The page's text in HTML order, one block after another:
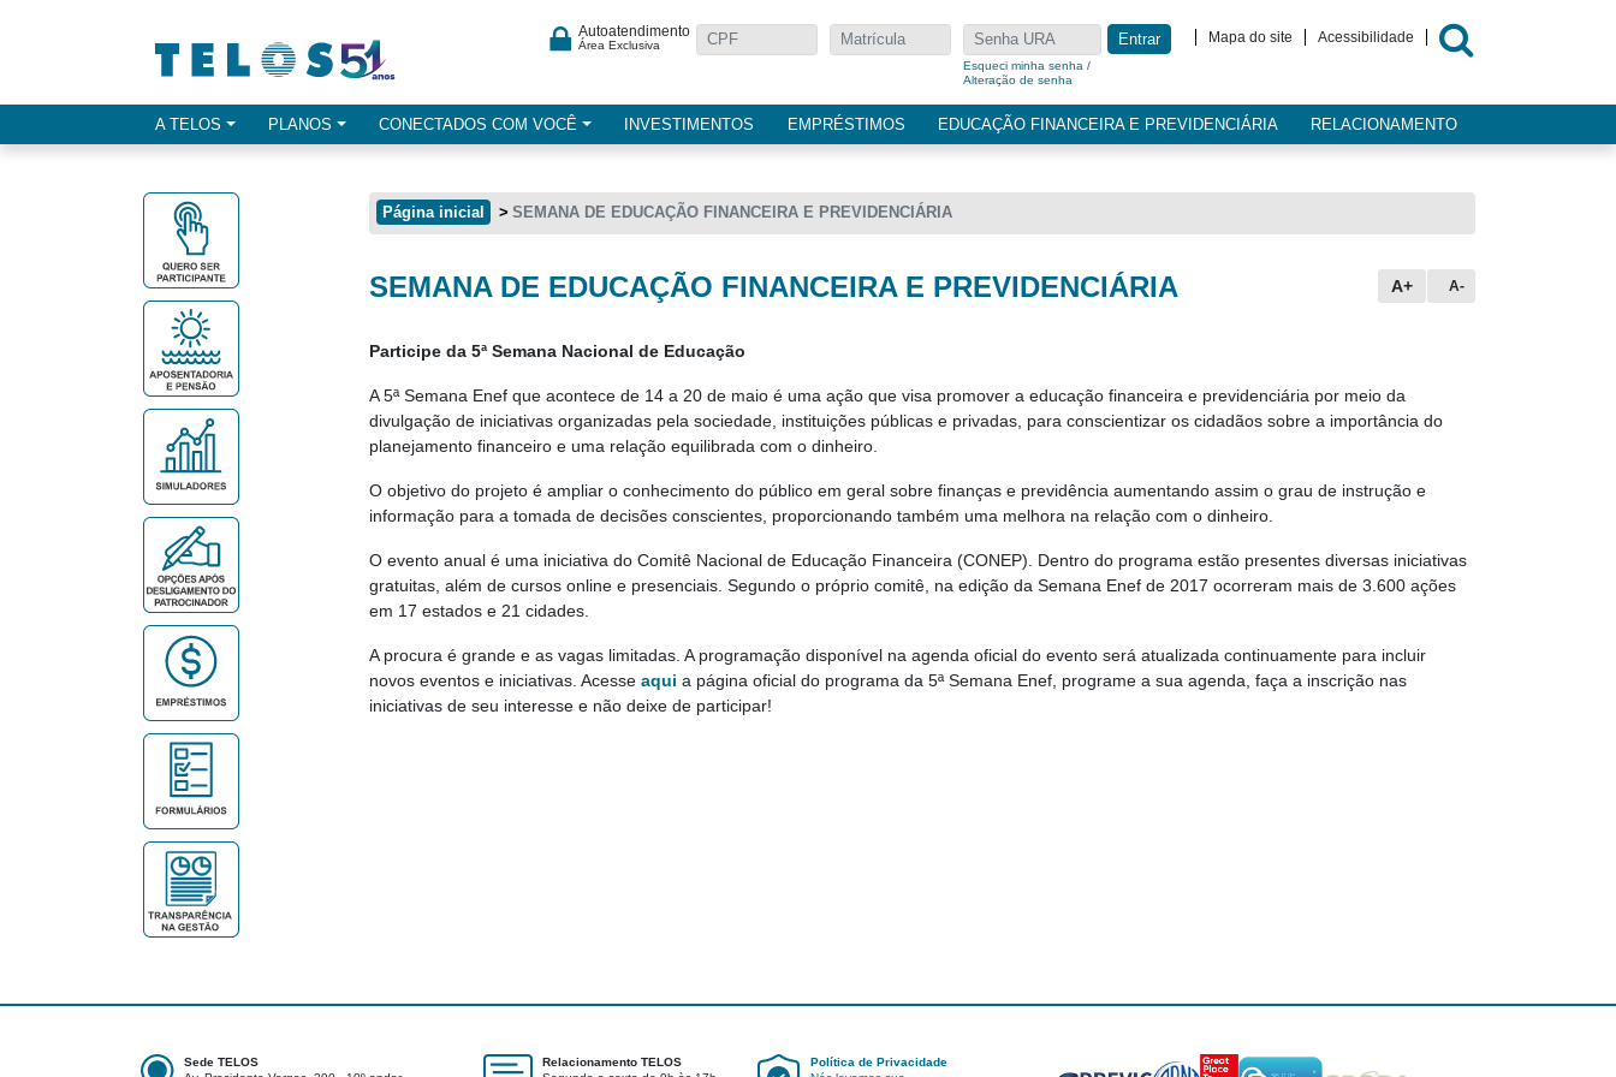
Autoatendimento
Área Exclusiva
Esqueci minha senha /
Alteração de senha
Entrar Mapa do site Acessibilidade
Opçes de menu
A TELOS PLANOS CONECTADOS COM VOCÊ INVESTIMENTOS EMPRÉSTIMOS EDUCAÇÃO FINANCEIRA E PREVIDENCIÁRIA RELACIONAMENTO
Página inicial SEMANA DE EDUCAÇÃO FINANCEIRA E PREVIDENCIÁRIA
Conteúdo principal
SEMANA DE EDUCAÇÃO FINANCEIRA E PREVIDENCIÁRIA A+ A-
Participe da 5ª Semana Nacional de Educação
A 5ª Semana Enef que acontece de 14 a 20 de maio é uma ação que visa promover a educação financeira e previdenciária por meio da
divulgação de iniciativas organizadas pela sociedade, instituições públicas e privadas, para conscientizar os cidadãos sobre a importância do
planejamento financeiro e uma relação equilibrada com o dinheiro.
O objetivo do projeto é ampliar o conhecimento do público em geral sobre finanças e previdência aumentando assim o grau de instrução e
informação para a tomada de decisões conscientes, proporcionando também uma melhora na relação com o dinheiro.
O evento anual é uma iniciativa do Comitê Nacional de Educação Financeira (CONEP). Dentro do programa estão presentes diversas iniciativas
gratuitas, além de cursos online e presenciais. Segundo o próprio comitê, na edição da Semana Enef de 2017 ocorreram mais de 3.600 ações
em 17 estados e 21 cidades.
A procura é grande e as vagas limitadas. A programação disponível na agenda oficial do evento será atualizada continuamente para incluir
novos eventos e iniciativas. Acesse aqui a página oficial do programa da 5ª Semana Enef, programe a sua agenda, faça a inscrição nas
iniciativas de seu interesse e não deixe de participar!
Sede TELOS
Relacionamento TELOS
Política de Privacidade